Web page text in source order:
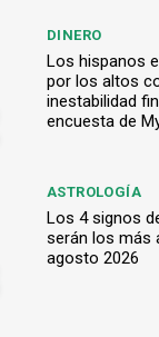
DINERO
Los hispanos
por los altos
inestabilidad
encuesta de
ASTROLOGÍA
Los 4 signos
serán los más
agosto 2026